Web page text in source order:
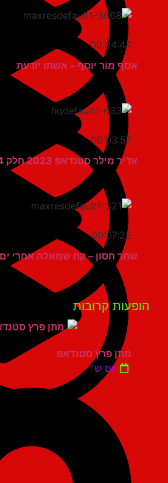
00:04:44
אסף מור יוסף – אשתו יודעת
00:03:57
אדיר מילר סטנדאפ 2023 חלק 14
00:07:25
שחר חסון – קח שמאלה אחרי ים המלח
קרובות
מתן פרץ סטנדאפ
יום ש'